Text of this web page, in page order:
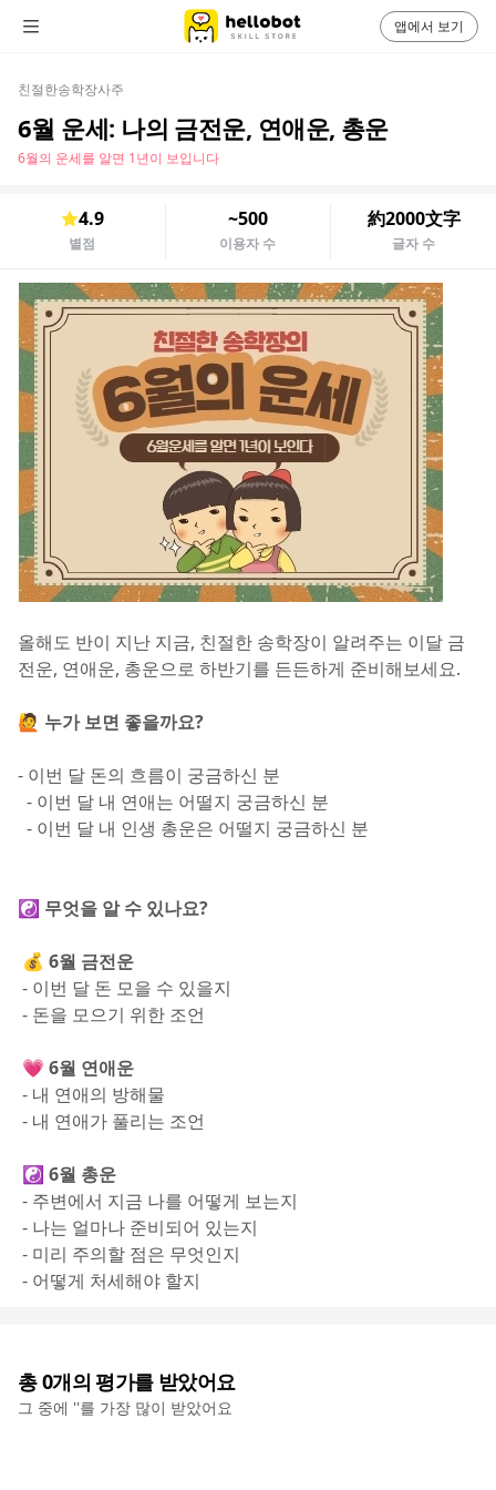
친절한송학장사주
6월 운세: 나의 금전운, 연애운, 총운
6월의 운세를 알면 1년이 보입니다
4.9
별점
~500
이용자 수
約2000文字
글자 수
올해도 반이 지난 지금, 친절한 송학장이 알려주는 이달 금
전운, 연애운, 총운으로 하반기를 든든하게 준비해보세요.
🙋 누가 보면 좋을까요?
- 이번 달 돈의 흐름이 궁금하신 분
- 이번 달 내 연애는 어떨지 궁금하신 분
- 이번 달 내 인생 총운은 어떨지 궁금하신 분
☯️ 무엇을 알 수 있나요?
💰 6월 금전운
- 이번 달 돈 모을 수 있을지
- 돈을 모으기 위한 조언
💗 6월 연애운
- 내 연애의 방해물
- 내 연애가 풀리는 조언
☯️ 6월 총운
- 주변에서 지금 나를 어떻게 보는지
- 나는 얼마나 준비되어 있는지
- 미리 주의할 점은 무엇인지
- 어떻게 처세해야 할지
총0개의 평가를 받았어요
그 중에 ''를 가장 많이 받았어요
앱에서 보기